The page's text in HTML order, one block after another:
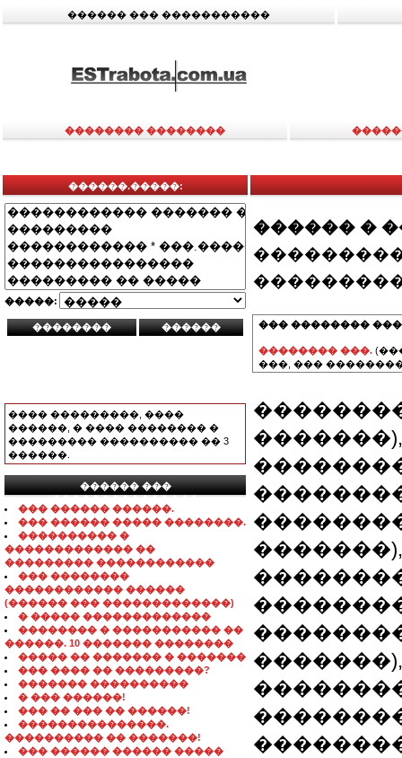
������ ��� �����������
�������� ��������
������.�����:
�����:
���� ���������, ����
������, � ���� �������� �
��������� ���������� �� 3
������.
������ ���
���������������
��� ������ ������.
��� ������ ����� ��������.
���������� �
������������� ��
��������� ������������
��� ��������
������������ ������
(������ ��� �������������)
� ����� �������������
�������� � ����������� ��
������. 10 ������� ��������
����� �� ������� � �������
��� ���� �� ���������?
������� ����������
� ��� ������!
��� �� ��� �� ������!
���������������.
���������� �� �������!
��� ������ ������ �����
������ �
��� ��������
�������� ���.
���, ���